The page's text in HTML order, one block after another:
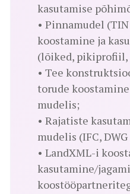
kasutamise
• Pinnamudel
koostamine ja
(lõiked, pikiprofiil,
• Tee
torude
mudelis;
• Rajatiste
mudelis (IFC, DWG
• LandXML-i
kasutamine/